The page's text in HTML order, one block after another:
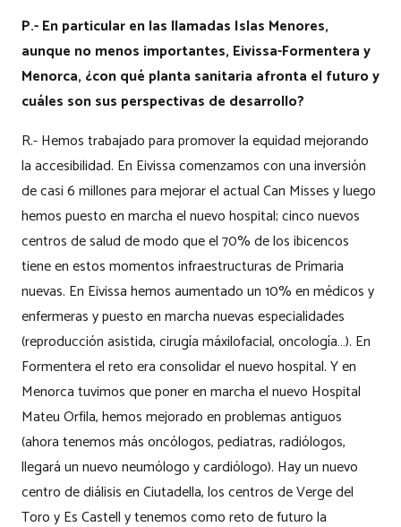
P.- En particular en las llamadas Islas Menores,
aunque no menos importantes, Eivissa-Formentera y
Menorca, ¿con qué planta sanitaria afronta el futuro y
cuáles son sus perspectivas de desarrollo?
R.- Hemos trabajado para promover la equidad mejorando
la accesibilidad. En Eivissa comenzamos con una inversión
de casi 6 millones para mejorar el actual Can Misses y luego
hemos puesto en marcha el nuevo hospital; cinco nuevos
centros de salud de modo que el 70% de los ibicencos
tiene en estos momentos infraestructuras de Primaria
nuevas. En Eivissa hemos aumentado un 10% en médicos y
enfermeras y puesto en marcha nuevas especialidades
(reproducción asistida, cirugía máxilofacial, oncología…). En
Formentera el reto era consolidar el nuevo hospital. Y en
Menorca tuvimos que poner en marcha el nuevo Hospital
Mateu Orfila, hemos mejorado en problemas antiguos
(ahora tenemos más oncólogos, pediatras, radiólogos,
llegará un nuevo neumólogo y cardiólogo). Hay un nuevo
centro de diálisis en Ciutadella, los centros de Verge del
Toro y Es Castell y tenemos como reto de futuro la